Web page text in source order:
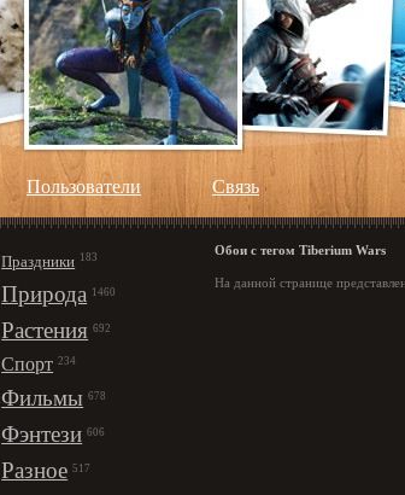
Пользователи Cвязь
Праздники 183
Природа 1460
Растения 692
Спорт 234
Фильмы 678
Фэнтези 606
Разное 517
Обои с тегом Tiberium Wars
На данной странице